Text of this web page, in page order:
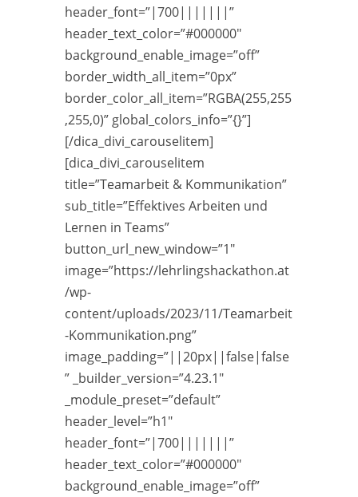
header_font=”|700|||||||”
header_text_color=”#000000″
background_enable_image=”off”
border_width_all_item=”0px”
border_color_all_item=”RGBA(255,255
,255,0)” global_colors_info=”{}”]
[/dica_divi_carouselitem]
[dica_divi_carouselitem
title=”Teamarbeit & Kommunikation”
sub_title=”Effektives Arbeiten und
Lernen in Teams”
button_url_new_window=”1″
image=”https://lehrlingshackathon.at
/wp-
content/uploads/2023/11/Teamarbeit
-Kommunikation.png”
image_padding=”||20px||false|false
” _builder_version=”4.23.1″
_module_preset=”default”
header_level=”h1″
header_font=”|700|||||||”
header_text_color=”#000000″
background_enable_image=”off”